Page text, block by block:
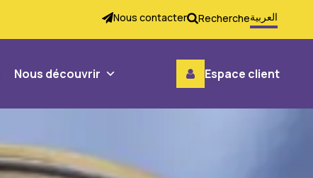
Nous contacter Rechercheالعربية
Nous découvrir Espace client